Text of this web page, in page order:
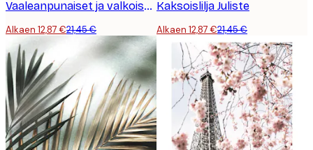
Vaaleanpunaiset ja valkoiset maalatut villikukat juliste
Alkaen 12,87 €21,45 €
Kaksoislilja Juliste
Alkaen 12,87 €21,45 €